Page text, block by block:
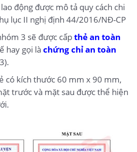
động được mô tả quy cách chi
lục II nghị định 44/2016/NĐ-CP
3 sẽ được cấpthẻ an toàn
hay gọi là chứng chỉ an toàn
có kích thước 60 mm x 90 mm,
trước và mặt sau được thể hiện